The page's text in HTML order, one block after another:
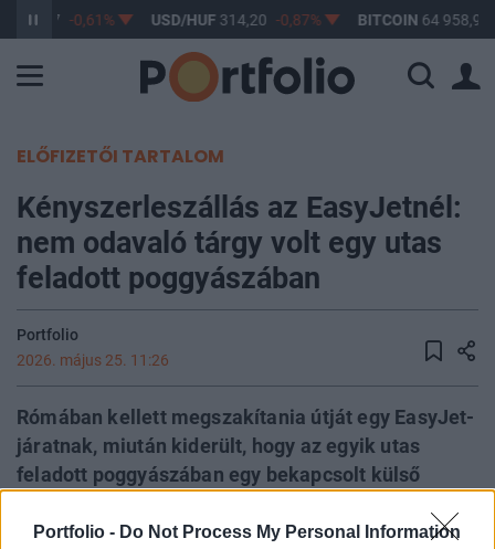
Portfolio - Do Not Process My Personal Information
363,17 -0,61% USD/HUF 314,20 -0,87% BITCOIN 64 958,93
ELŐFIZETŐI TARTALOM
Kényszerleszállás az EasyJetnél:
nem odavaló tárgy volt egy utas
feladott poggyászában
Portfolio
2026. május 25. 11:26
Rómában kellett megszakítania útját egy EasyJet-
járatnak, miután kiderült, hogy az egyik utas
feladott poggyászában egy bekapcsolt külső
eset újabb figyelmeztetést jelent a lítiumion-